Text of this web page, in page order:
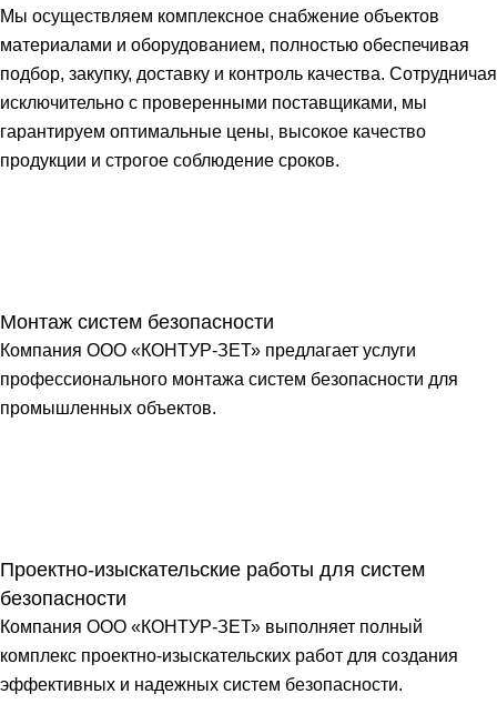
Мы осуществляем комплексное снабжение объектов
материалами и оборудованием, полностью обеспечивая
подбор, закупку, доставку и контроль качества. Сотрудничая
исключительно с проверенными поставщиками, мы
гарантируем оптимальные цены, высокое качество
продукции и строгое соблюдение сроков.
Монтаж систем безопасности
Компания ООО «КОНТУР-ЗЕТ» предлагает услуги
профессионального монтажа систем безопасности для
промышленных объектов.
Проектно-изыскательские работы для систем
безопасности
Компания ООО «КОНТУР-ЗЕТ» выполняет полный
комплекс проектно-изыскательских работ для создания
эффективных и надежных систем безопасности.